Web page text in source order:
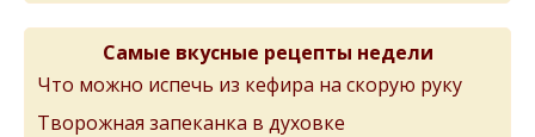
Самые вкусные рецепты недели
Что можно испечь из кефира на скорую руку
Творожная запеканка в духовке